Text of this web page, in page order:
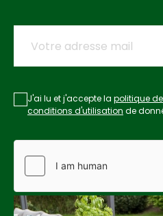
J'ai lu et j'accepte la politique
conditions d'utilisation de